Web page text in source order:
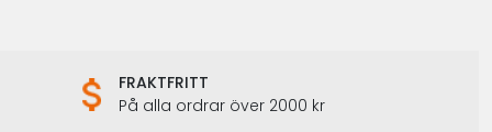
FRAKTFRITT
På alla ordrar över 2000 kr